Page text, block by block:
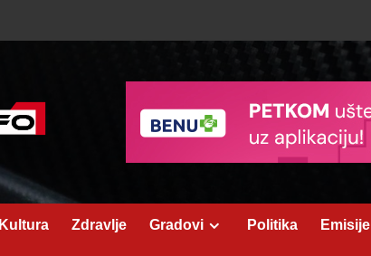
Kultura Zdravlje Gradovi Politika Emisije